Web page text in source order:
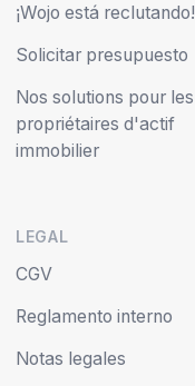
¡Wojo está reclutando!
Solicitar presupuesto
Nos solutions pour les
propriétaires d'actif
immobilier
LEGAL
CGV
Reglamento interno
Notas legales